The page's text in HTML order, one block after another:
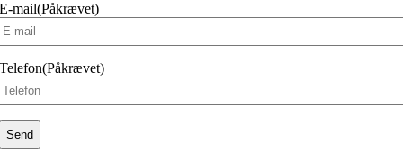
E-mail(Påkrævet)
Telefon(Påkrævet)